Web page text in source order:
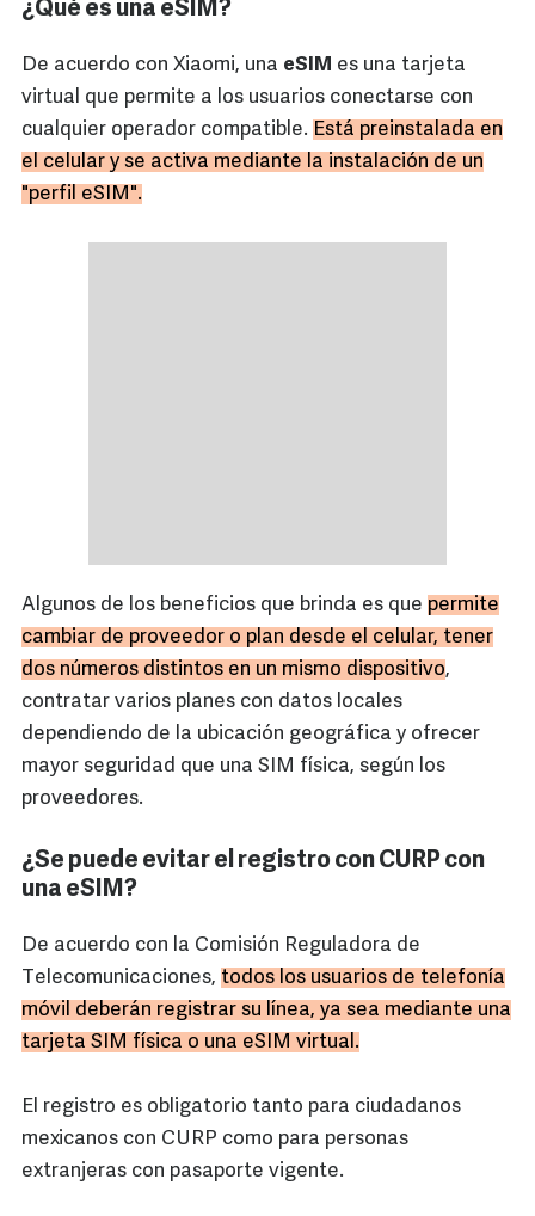
¿Qué es una eSIM?
De acuerdo con Xiaomi, una eSIM es una tarjeta
virtual que permite a los usuarios conectarse con
cualquier operador compatible. Está preinstalada en
el celular y se activa mediante la instalación de un
"perfil eSIM".
Algunos de los beneficios que brinda es que permite
cambiar de proveedor o plan desde el celular, tener
dos números distintos en un mismo dispositivo,
contratar varios planes con datos locales
dependiendo de la ubicación geográfica y ofrecer
mayor seguridad que una SIM física, según los
proveedores.
¿Se puede evitar el registro con CURP con
una eSIM?
De acuerdo con la Comisión Reguladora de
Telecomunicaciones, todos los usuarios de telefonía
móvil deberán registrar su línea, ya sea mediante una
tarjeta SIM física o una eSIM virtual.
El registro es obligatorio tanto para ciudadanos
mexicanos con CURP como para personas
extranjeras con pasaporte vigente.